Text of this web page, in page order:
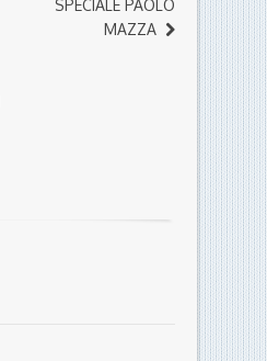
SPECIALE PAOLO
MAZZA